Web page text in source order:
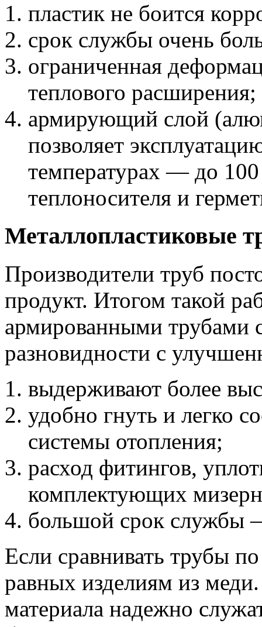
пластик не боится
срок службы очень
ограниченная
теплового расширения;
армирующий слой
позволяет
температурах — до 100
теплоносителя и
Металлопластиковые
Производители труб
продукт. Итогом такой
армированными трубами
разновидности с
выдерживают более
удобно гнуть и легко
системы отопления;
расход фитингов,
комплектующих
большой срок службы
Если сравнивать трубы
равных изделиям из
материала надежно